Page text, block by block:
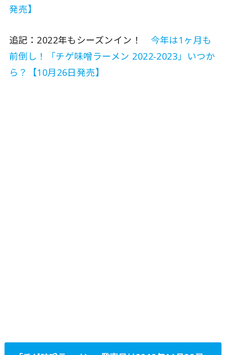
発売】
追記：2022年もシーズンイン！ 今年は1ヶ月も
前倒し！「チゲ味噌ラーメン 2022-2023」いつか
ら？【10月26日発売】